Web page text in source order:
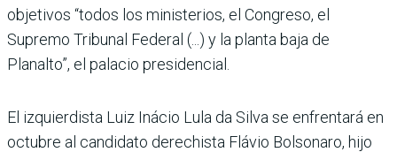
objetivos “todos los ministerios, el Congreso, el
Supremo Tribunal Federal (...) y la planta baja de
Planalto”, el palacio presidencial.
El izquierdista Luiz Inácio Lula da Silva se enfrentará en
octubre al candidato derechista Flávio Bolsonaro, hijo